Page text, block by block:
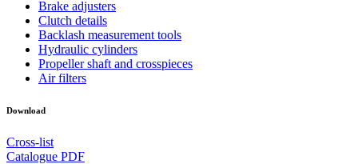
Brake adjusters
Clutch details
Backlash measurement tools
Hydraulic cylinders
Propeller shaft and crosspieces
Air filters
Download
Cross-list
Catalogue PDF